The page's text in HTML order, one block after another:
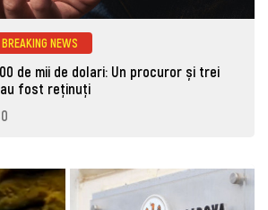
BREAKING NEWS
de mii de dolari: Un procuror și trei
fost reținuți